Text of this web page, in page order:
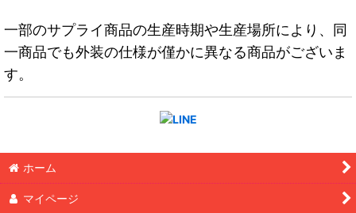
一部のサプライ商品の生産時期や生産場所により、同
一商品でも外装の仕様が僅かに異なる商品がございま
す。
ホーム
マイページ